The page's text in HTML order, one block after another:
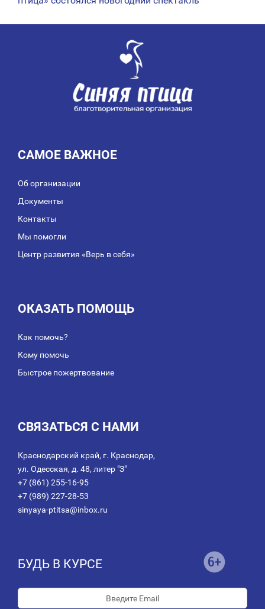
ПО
САМОЕ ВАЖНОЕ
Об организации
Документы
Контакты
Мы помогли
Центр развития «Верь в себя»
ОКАЗАТЬ ПОМОЩЬ
Как помочь?
Кому помочь
Быстрое пожертвование
СВЯЗАТЬСЯ С НАМИ
Краснодарский край, г. Краснодар,
ул. Одесская, д. 48, литер "З"
+7 (861) 255-16-95
+7 (989) 227-28-53
sinyaya-ptitsa@inbox.ru
БУДЬ В КУРСЕ